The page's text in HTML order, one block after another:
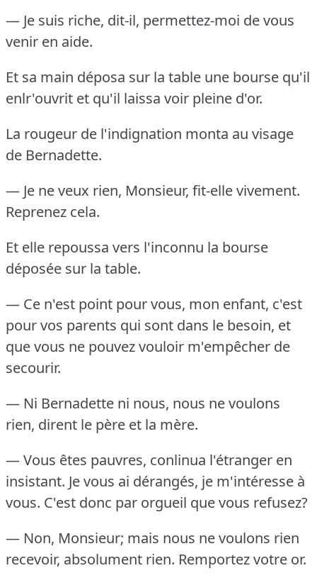
— Je suis riche, dit-il, permettez-moi de vous
venir en aide.
Et sa main déposa sur la table une bourse qu'il
enlr'ouvrit et qu'il laissa voir pleine d'or.
La rougeur de l'indignation monta au visage
de Bernadette.
— Je ne veux rien, Monsieur, fit-elle vivement.
Reprenez cela.
Et elle repoussa vers l'inconnu la bourse
déposée sur la table.
— Ce n'est point pour vous, mon enfant, c'est
pour vos parents qui sont dans le besoin, et
que vous ne pouvez vouloir m'empêcher de
secourir.
— Ni Bernadette ni nous, nous ne voulons
rien, dirent le père et la mère.
— Vous êtes pauvres, conlinua l'étranger en
insistant. Je vous ai dérangés, je m'intéresse à
vous. C'est donc par orgueil que vous refusez?
— Non, Monsieur; mais nous ne voulons rien
recevoir, absolument rien. Remportez votre or.